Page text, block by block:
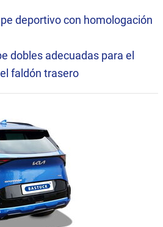
deportivo con homologación
dobles adecuadas para el
faldón trasero